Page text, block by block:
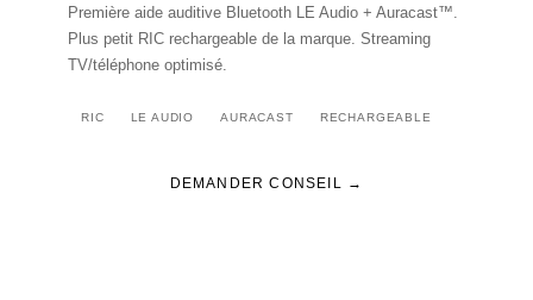
Première aide auditive Bluetooth LE Audio + Auracast™.
Plus petit RIC rechargeable de la marque. Streaming
TV/téléphone optimisé.
RIC LE AUDIO AURACAST RECHARGEABLE
DEMANDER CONSEIL →